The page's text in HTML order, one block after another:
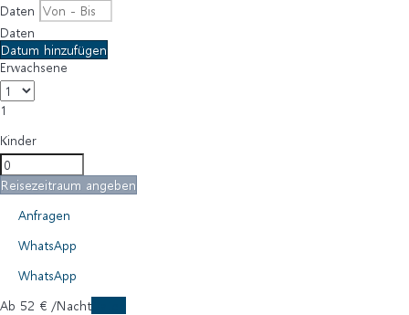
Daten
Daten
Datum hinzufügen
Erwachsene
1
Kinder
Reisezeitraum angeben
Anfragen
WhatsApp
WhatsApp
Ab 52 € /Nacht